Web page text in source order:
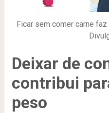
Ficar sem comer carne
Deixar de
contribui
peso